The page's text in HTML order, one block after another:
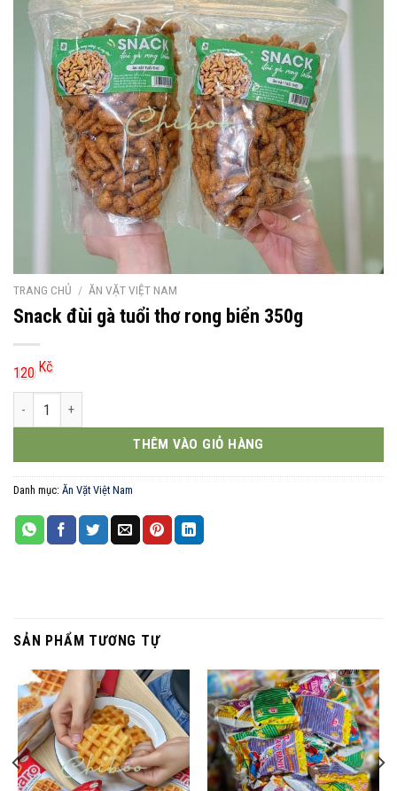
TRANG CHỦ / ĂN VẶT VIỆT NAM
Snack đùi gà tuổi thơ rong biển 350g
120 Kč
Snack đùi gà tuổi thơ rong biển 350g số lượng
THÊM VÀO GIỎ HÀNG
Danh mục: Ăn Vặt Việt Nam
SẢN PHẨM TƯƠNG TỰ